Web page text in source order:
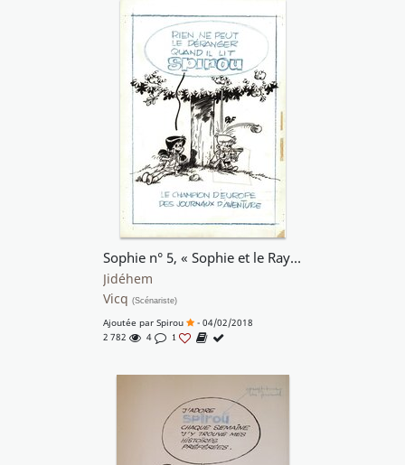
Sophie n° 5, « Sophie et le Rayon Kâ », publicité de fin d'album, 1971.
Jidéhem
Vicq (Scénariste)
Ajoutée par Spirou
- 04/02/2018
2 782
4 1